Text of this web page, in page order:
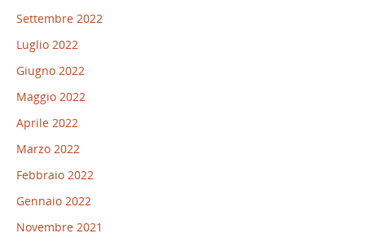
Settembre 2022
Luglio 2022
Giugno 2022
Maggio 2022
Aprile 2022
Marzo 2022
Febbraio 2022
Gennaio 2022
Novembre 2021